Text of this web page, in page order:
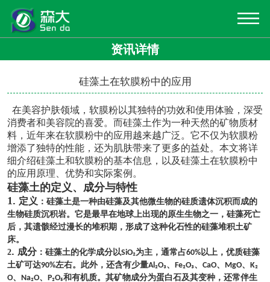
资讯详情
硅藻土在软膜粉中的应用
在美容护肤领域，软膜粉以其独特的功效和使用体验，深受
消费者和美容院的喜爱。而硅藻土作为一种天然的矿物质材
料，近年来在软膜粉中的应用越来越广泛。它不仅为软膜粉
增添了独特的性能，还为肌肤带来了更多的益处。本文将详
细介绍硅藻土和软膜粉的基本信息，以及硅藻土在软膜粉中
的应用原理、优势和实际案例。
硅藻土的定义、成分与特性
1 . 定义 ：硅藻土是一种由硅藻及其他微生物的硅质遗体沉积而成的
生物硅质沉积岩。它是最早在地球上出现的原生生物之一，硅藻死亡
后，其遗骸经过漫长的堆积期，形成了这种化石性的硅藻堆积土矿
床。
2. 成分：硅藻土的化学成分以SiO₂为主，通常占60%以上，优质硅藻
土矿可达90%左右。此外，还含有少量Al₂O₃、 Fe₂O₃、 CaO、 MgO、 K₂
O、 Na₂O、 P₂O₅和有机质。其矿物成分为蛋白石及其变种，还常伴生